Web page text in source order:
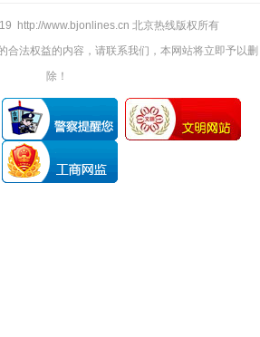
http://www.bjonlines.cn 北京热线版权所有
合法权益的内容，请联系我们，本网站将立即予以删
除！